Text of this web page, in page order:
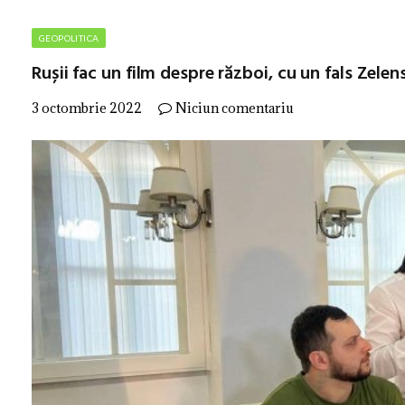
GEOPOLITICA
Rușii fac un film despre război, cu un fals
3 octombrie 2022 Niciun comentariu